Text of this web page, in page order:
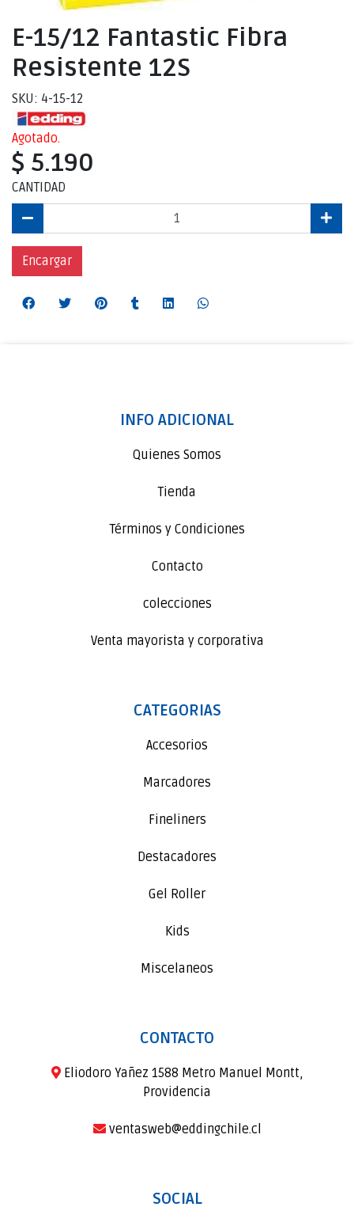
E-15/12 Fantastic Fibra
Resistente 12S
SKU: 4-15-12
Agotado.
$ 5.190
CANTIDAD
Encargar
INFO ADICIONAL
Quienes Somos
Tienda
Términos y Condiciones
Contacto
colecciones
Venta mayorista y corporativa
CATEGORIAS
Accesorios
Marcadores
Fineliners
Destacadores
Gel Roller
Kids
Miscelaneos
CONTACTO
Eliodoro Yañez 1588 Metro Manuel Montt,
Providencia
ventasweb@eddingchile.cl
SOCIAL